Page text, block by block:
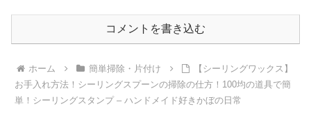
コメントを書き込む
ホーム 簡単掃除・片付け
【シーリングワックス】
お手入れ方法！シーリングスプーンの掃除の仕方！100均の道具で簡
単！シーリングスタンプ – ハンドメイド好きかぼの日常